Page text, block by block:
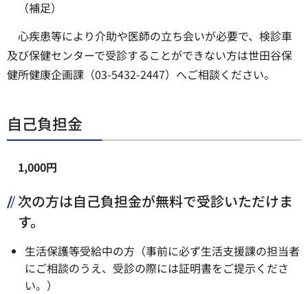
（補足）
心疾患等により介助や医師の立ち会いが必要で、検診車
及び保健センターで受診することができない方は世田谷保
健所健康企画課（03-5432-2447）へご相談ください。
自己負担金
1,000円
次の方は自己負担金が無料で受診いただけま
す。
生活保護等受給中の方（事前に必ず生活支援課の担当者
にご相談のうえ、受診の際には証明書をご提示くださ
い。）